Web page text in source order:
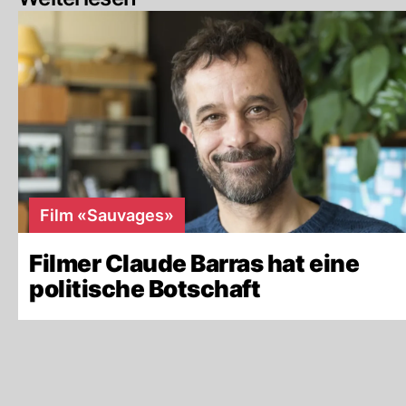
Film «Sauvages»
Filmer Claude Barras hat eine
politische Botschaft